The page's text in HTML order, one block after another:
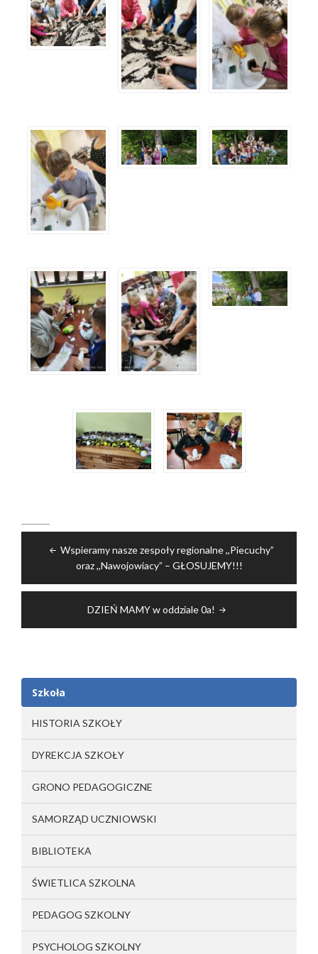
wpisuWspieramy nasze zespoły regionalne ,,Piecuchy”
oraz ,,Nawojowiacy” – GŁOSUJEMY!!!
DZIEŃ MAMY w oddziale 0a!
Szkoła
HISTORIA SZKOŁY
DYREKCJA SZKOŁY
GRONO PEDAGOGICZNE
SAMORZĄD UCZNIOWSKI
BIBLIOTEKA
ŚWIETLICA SZKOLNA
PEDAGOG SZKOLNY
PSYCHOLOG SZKOLNY